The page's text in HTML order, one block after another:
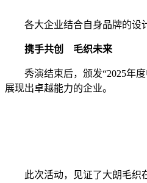
各大企业结合自身品牌的设计
携手共创 毛织未来
秀演结束后，颁发“2025年度
展现出卓越能力的企业。
此次活动，见证了大朗毛织在